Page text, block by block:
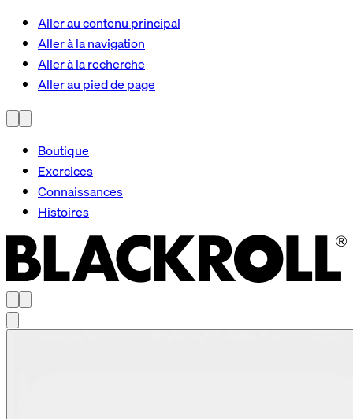
Aller au contenu principal
Aller à la navigation
Aller à la recherche
Aller au pied de page
Boutique
Exercices
Connaissances
Histoires